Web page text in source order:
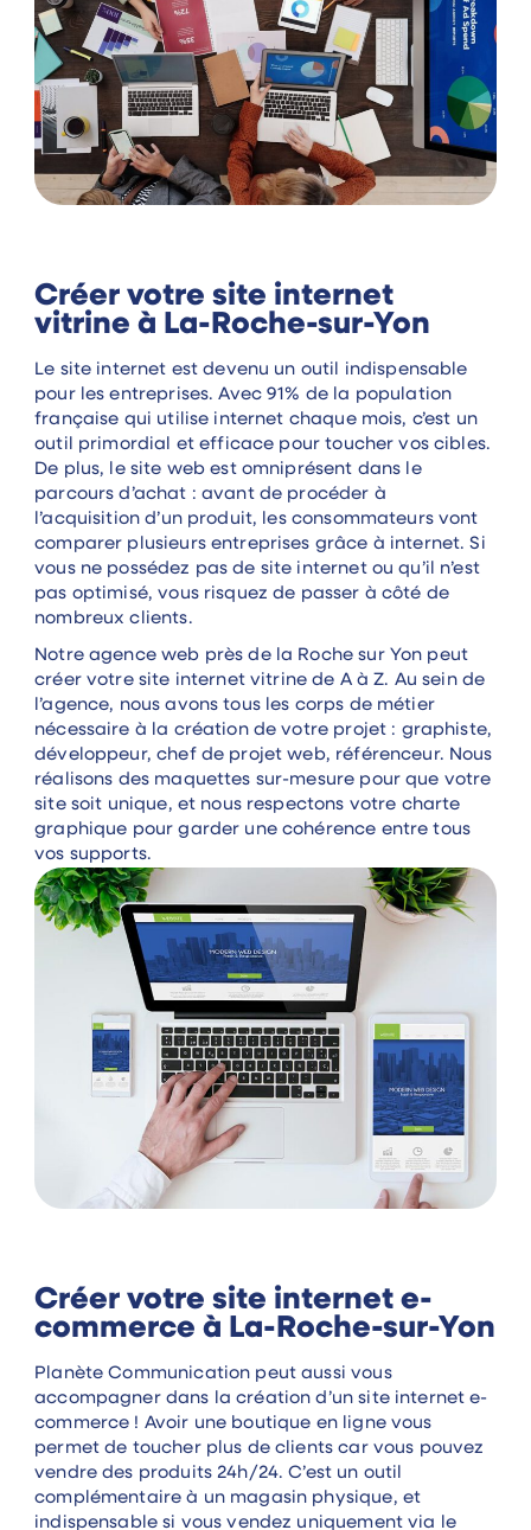
Créer votre site internet
vitrine à La-Roche-sur-Yon
Le site internet est devenu un outil indispensable
pour les entreprises. Avec 91% de la population
française qui utilise internet chaque mois, c’est un
outil primordial et efficace pour toucher vos cibles.
De plus, le site web est omniprésent dans le
parcours d’achat : avant de procéder à
l’acquisition d’un produit, les consommateurs vont
comparer plusieurs entreprises grâce à internet. Si
vous ne possédez pas de site internet ou qu’il n’est
pas optimisé, vous risquez de passer à côté de
nombreux clients.
Notre agence web près de la Roche sur Yon peut
créer votre site internet vitrine de A à Z. Au sein de
l’agence, nous avons tous les corps de métier
nécessaire à la création de votre projet : graphiste,
développeur, chef de projet web, référenceur. Nous
réalisons des maquettes sur-mesure pour que votre
site soit unique, et nous respectons votre charte
graphique pour garder une cohérence entre tous
vos supports.
Créer votre site internet e-
commerce à La-Roche-sur-Yon
Planète Communication peut aussi vous
accompagner dans la création d’un site internet e-
commerce ! Avoir une boutique en ligne vous
permet de toucher plus de clients car vous pouvez
vendre des produits 24h/24. C’est un outil
complémentaire à un magasin physique, et
indispensable si vous vendez uniquement via le